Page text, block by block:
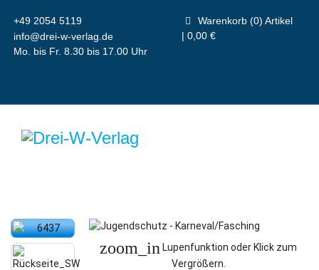
+49 2054 5119
info@drei-w-verlag.de
Mo. bis Fr. 8.30 bis 17.00 Uhr
Warenkorb (0) Artikel
| 0,00 €
zoom_in Lupenfunktion oder Klick zum
Vergrößern.